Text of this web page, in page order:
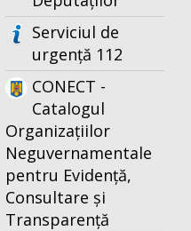
Serviciul de
urgență 112
CONECT -
Catalogul
Organizațiilor
Neguvernamentale
pentru Evidență,
Consultare și
Transparență